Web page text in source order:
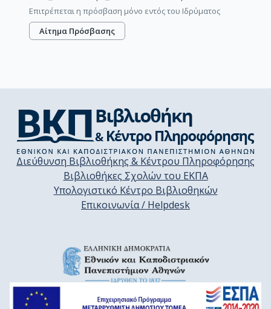
Επιτρέπεται η πρόσβαση μόνο εντός του Ιδρύματος
Αίτημα Πρόσβασης
Διεύθυνση Βιβλιοθήκης & Κέντρου Πληροφόρησης
Βιβλιοθήκες Σχολών του ΕΚΠΑ
Υπολογιστικό Κέντρο Βιβλιοθηκών
Επικοινωνία / Helpdesk